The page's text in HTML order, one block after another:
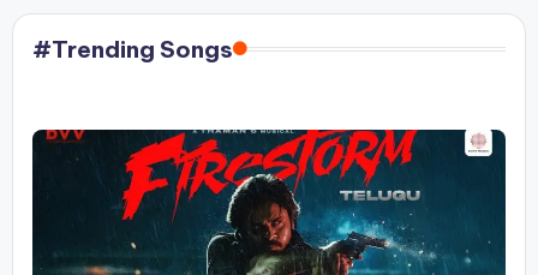
#Trending Songs